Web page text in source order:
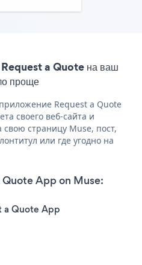
Request a Quote на ваш
проще
Request a Quote
своего веб-сайта и
свою страницу Muse, пост,
или где угодно на
Quote App on Muse:
a Quote App